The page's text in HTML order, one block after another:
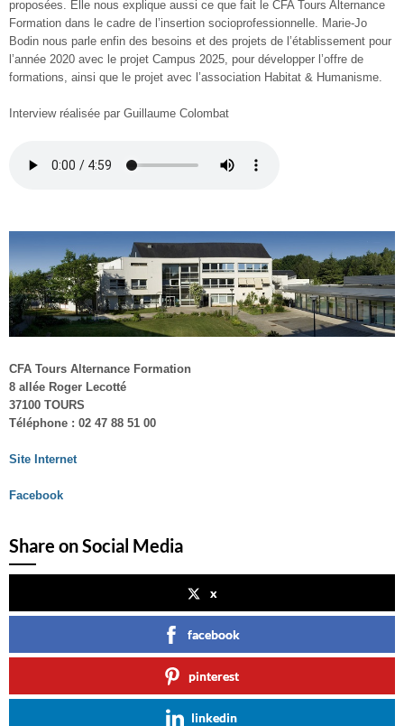
proposées. Elle nous explique aussi ce que fait le CFA Tours Alternance
Formation dans le cadre de l’insertion socioprofessionnelle. Marie-Jo
Bodin nous parle enfin des besoins et des projets de l’établissement pour
l’année 2020 avec le projet Campus 2025, pour développer l’offre de
formations, ainsi que le projet avec l’association Habitat & Humanisme.
Interview réalisée par Guillaume Colombat
CFA Tours Alternance Formation
8 allée Roger Lecotté
37100 TOURS
Téléphone : 02 47 88 51 00
Site Internet
Facebook
Share on Social Media
x
facebook
pinterest
linkedin